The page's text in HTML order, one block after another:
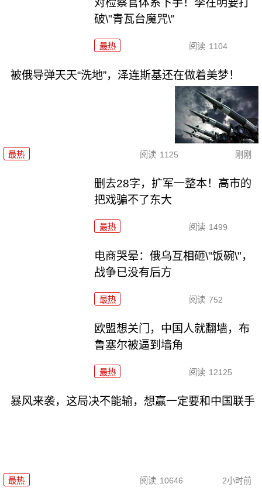
对检察官体系下手！李在明要打
破\"青瓦台魔咒\"
最热 阅读 1104
被俄导弹天天“洗地”，泽连斯基还在做着美梦！
最热 阅读 1125 刚刚
删去28字，扩军一整本！高市的
把戏骗不了东大
最热 阅读 1499
电商哭晕：俄乌互相砸\"饭碗\"，
战争已没有后方
最热 阅读 752
欧盟想关门，中国人就翻墙，布
鲁塞尔被逼到墙角
最热 阅读 12125
暴风来袭，这局决不能输，想赢一定要和中国联手
最热 阅读 10646 2小时前